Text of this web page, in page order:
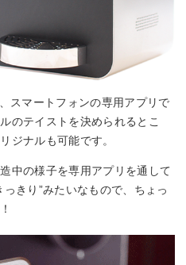
スマートフォンの専用アプリで
のテイストを決められるとこ
ジナルも可能です。
中の様子を専用アプリを通して
きり”みたいなもので、ちょっ